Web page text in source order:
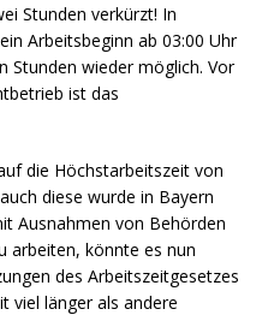
Stunden verkürzt! In
Arbeitsbeginn ab 03:00 Uhr
Stunden wieder möglich. Vor
ist das
die Höchstarbeitszeit von
diese wurde in Bayern
Ausnahmen von Behörden
arbeiten, könnte es nun
des Arbeitszeitgesetzes
viel länger als andere